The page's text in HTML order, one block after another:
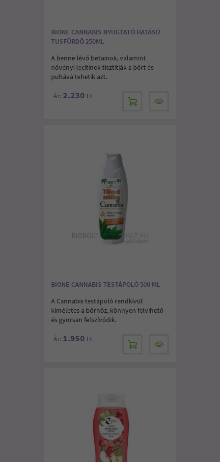
BIONE CANNABIS NYUGTATÓ HATÁSÚ
TUSFÜRDŐ 250ML
A benne lévő betainok, valamint
növényi lecitinek tisztítják a bőrt és
puhává tehetik azt.
Ár: 2.230 Ft
BIONE CANNABIS TESTÁPOLÓ 500 ML
A Cannabis testápoló rendkívül
kíméletes a bőrhöz, könnyen felvihető
és gyorsan felszívódik.
Ár: 1.950 Ft